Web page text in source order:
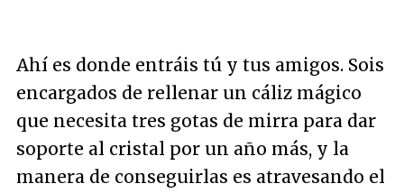
Ahí es donde entráis tú y tus amigos. Sois
encargados de rellenar un cáliz mágico
que necesita tres gotas de mirra para dar
soporte al cristal por un año más, y la
manera de conseguirlas es atravesando el